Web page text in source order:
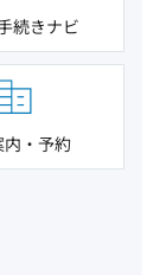
続きナビ
・予約